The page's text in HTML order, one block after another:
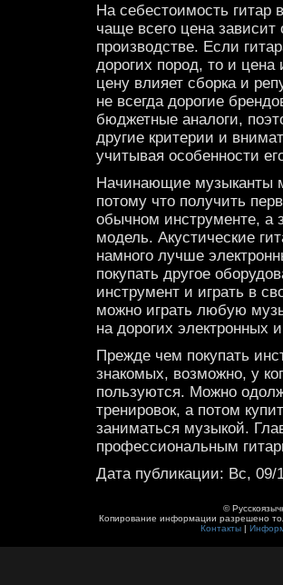
На себестоимость гитар
чаще всего цена
производстве. Если
дорогих пород, то и цена
цену влияет сборка и
не всегда дорогие
бюджетные аналоги,
другие критерии и
учитывая особенности
Начинающие музыканты
потому что получить
обычном инструменте, а
модель. Акустические
намного лучше
покупать другое
инструмент и играть в
можно играть любую
на дорогих электронных
Прежде чем покупать
знакомых, возможно, у
пользуются. Можно
тренировок, а потом
заниматься музыкой.
профессиональным
Дата публикации: Вс, 09/
©
Копирование информации разрешено
Контакты|